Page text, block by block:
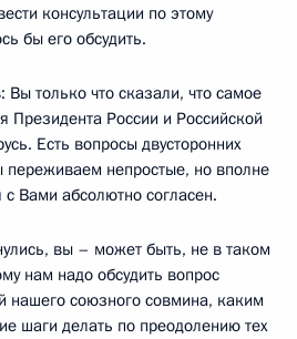
консультации по этому
бы его обсудить.
Вы только что сказали, что самое
Президента России и Российской
Есть вопросы двусторонних
непростые, но вполне
Вами абсолютно согласен.
вы – может быть, не в таком
нам надо обсудить вопрос
нашего союзного совмина, каким
шаги делать по преодолению тех